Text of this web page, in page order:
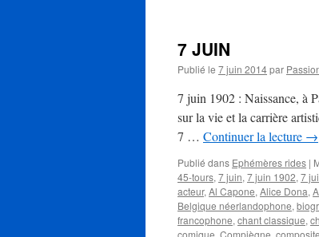
7 JUIN
Publié le 7 juin 2014par
7 juin 1902 : Naissance, à
sur la vie et la carrière
7 … Continuer la lecture →
Publié dans Ephémères rides |
45-tours, 7 juin, 7 juin 1902, 7
acteur, Al Capone, Alice Dona,
Belgique néerlandophone,
francophone, chant classique,
comique Compiègne